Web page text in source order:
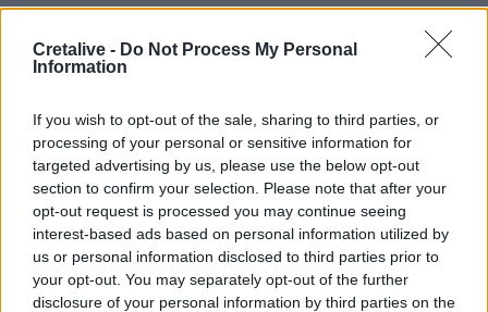
Cretalive - Do Not Process My Personal
Information
If you wish to opt-out of the sale, sharing to third parties, or
processing of your personal or sensitive information for
targeted advertising by us, please use the below opt-out
section to confirm your selection. Please note that after your
opt-out request is processed you may continue seeing
interest-based ads based on personal information utilized by
us or personal information disclosed to third parties prior to
your opt-out. You may separately opt-out of the further
disclosure of your personal information by third parties on the
Τροχαίο ατύχημα το πρωί στην Πάρνηθα - Στο
νοσοκομείο 4 άτομα
11:59
Τραγωδία στα Μάλια: 64χρονος ανασύρθηκε νεκρός από
τη θάλασσα
11:55
Σορός 57χρονης στον Λυκαβηττό: Τι εξετάζουν οι αρχές
για τη μοιραία πτώση
11:49